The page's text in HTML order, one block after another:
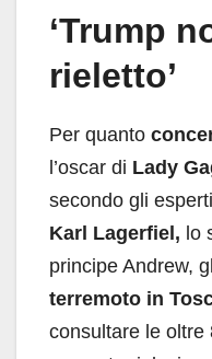
‘Trump
rieletto’
Per quanto
l’oscar di Lady
secondo gli
Karl Lagerfiel, lo
principe Andrew,
terremoto in
consultare le oltre